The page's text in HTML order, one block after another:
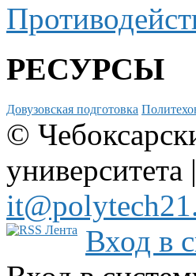
РЕСУРСЫ
Довузовская подготовка
©
Вход в